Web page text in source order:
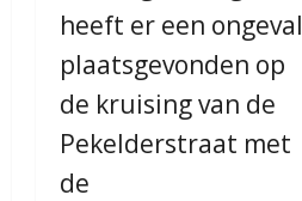
heeft er een ongeval
plaatsgevonden op
de kruising van de
Pekelderstraat met
de